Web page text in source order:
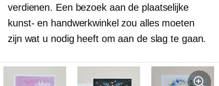
verdienen. Een bezoek aan de plaatselijke
kunst- en handwerkwinkel zou alles moeten
zijn wat u nodig heeft om aan de slag te gaan.